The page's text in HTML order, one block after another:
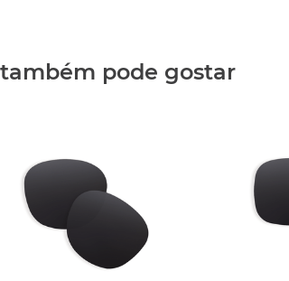
pode gostar